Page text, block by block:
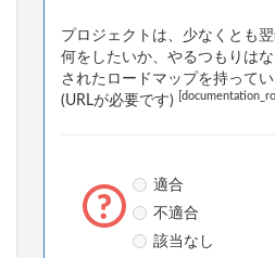
プロジェクトは、少なくとも
何をしたいか、やるつもりは
されたロードマップを持って
(URLが必要です)
適合
不適合
該当なし